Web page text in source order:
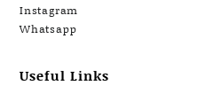
Instagram
Whatsapp
Useful Links